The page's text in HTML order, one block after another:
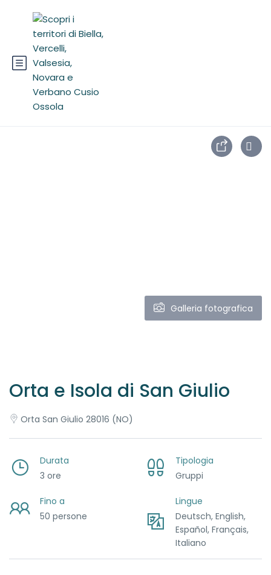
Galleria fotografica
Orta e Isola di San Giulio
Orta San Giulio 28016 (NO)
Durata
3 ore
Tipologia
Gruppi
Fino a
50 persone
Lingue
Deutsch, English,
Español, Français,
Italiano